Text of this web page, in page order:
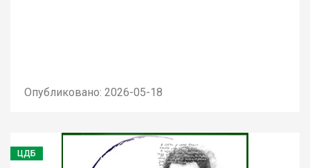
Опубликовано: 2026-05-18
ЦДБ